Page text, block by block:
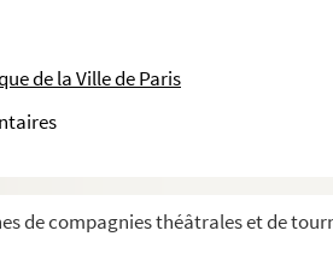
de la Ville de Paris
de compagnies théâtrales et de